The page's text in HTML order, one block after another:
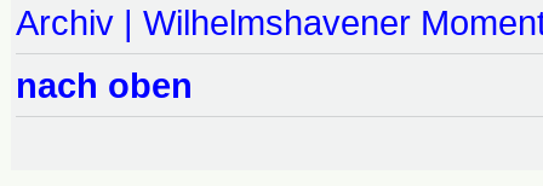
Archiv | Wilhelmshavener
nach oben